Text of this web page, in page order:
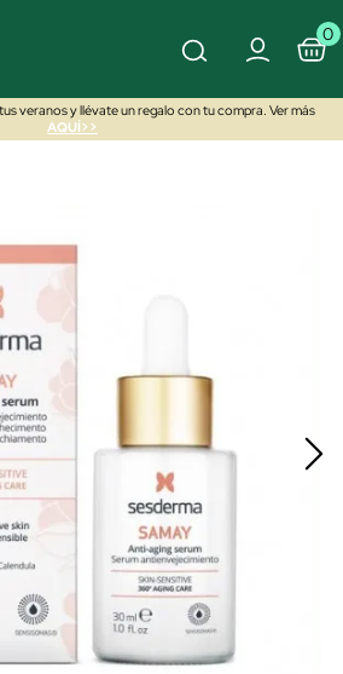
0
veranos y llévate un regalo con tu compra. Ver más
AQUÍ>>